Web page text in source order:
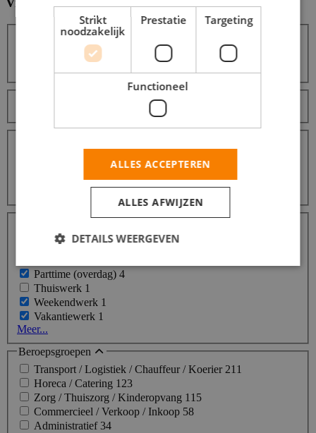
Afstanden
Binnen 10 km1
Binnen 100 km18
Stage34
Fulltime (startersfunctie)24
Parttime (overdag) 4
Thuiswerk 1
Weekendwerk 1
Vakantiewerk 1
Meer...
Beroepsgroepen
Transport / Logistiek / Chauffeur / Koerier211
Horeca / Catering 123
Zorg / Thuiszorg / Kinderopvang 115
Commercieel / Verkoop / Inkoop 58
Administratief34
Strikt
noodzakelijk
Prestatie Targeting
Functioneel
ALLES ACCEPTEREN
ALLES AFWIJZEN
DETAILS WEERGEVEN